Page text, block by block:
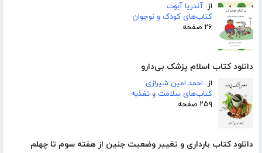
از: آندریا آبوت
کتاب‌های کودک و نوجوان
۲۶ صفحه
دانلود کتاب اسلام پزشک بی‌دارو
از: احمد امین شیرازی
کتاب‌های سلامت و تغذیه
۲۵۹ صفحه
دانلود کتاب بارداری و تغییر وضعیت جنین از هفته سوم تا چهلم